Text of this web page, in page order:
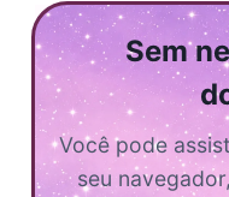
Sem
Você pode
seu